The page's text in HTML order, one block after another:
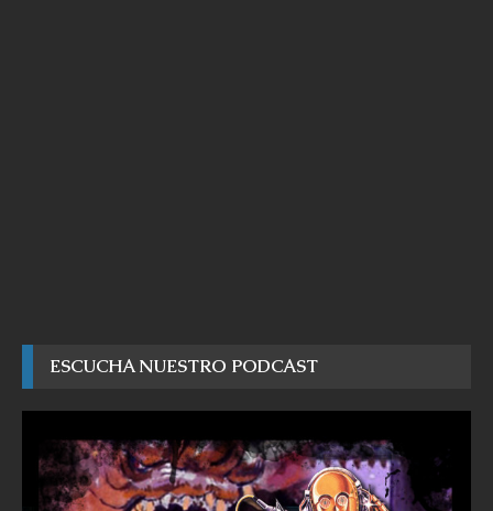
ESCUCHA NUESTRO PODCAST